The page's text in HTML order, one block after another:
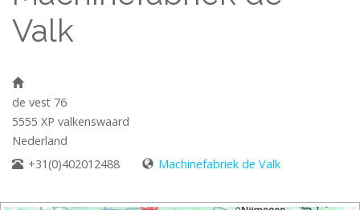
Valk
de vest 76
5555 XP valkenswaard
Nederland
+31(0)402012488
Machinefabriek de Valk